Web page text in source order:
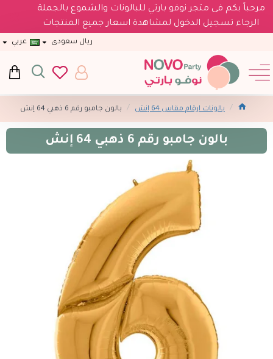
مرحباً بكم فى متجر نوفو بارتي للبالونات والشموع بالجملة
الرجاء تسجيل الدخول لمشاهدة اسعار جميع المنتجات
ريال سعودى عربي
بالونات ارقام مقاس 64 إنش بالون جامبو رقم 6 ذهبي 64 إنش
بالون جامبو رقم 6 ذهبي 64 إنش